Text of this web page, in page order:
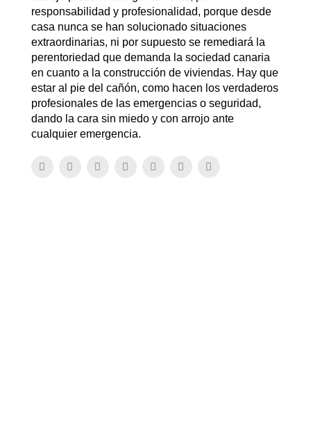
responsabilidad y profesionalidad, porque desde
casa nunca se han solucionado situaciones
extraordinarias, ni por supuesto se remediará la
perentoriedad que demanda la sociedad canaria
en cuanto a la construcción de viviendas. Hay que
estar al pie del cañón, como hacen los verdaderos
profesionales de las emergencias o seguridad,
dando la cara sin miedo y con arrojo ante
cualquier emergencia.